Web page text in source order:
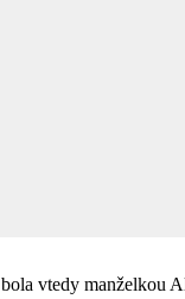
vtedy manželkou